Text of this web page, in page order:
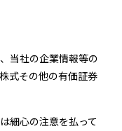
当社の企業情報等の
式その他の有価証券
細心の注意を払って